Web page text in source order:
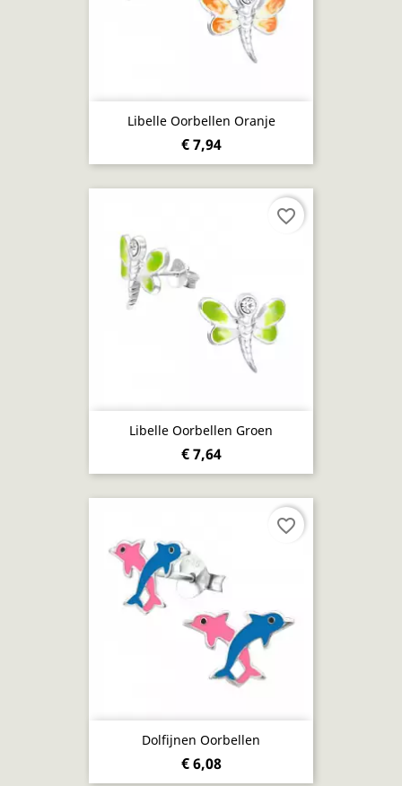
Libelle Oorbellen Oranje
€ 7,94
Libelle Oorbellen Groen
€ 7,64
favorite_border
Dolfijnen Oorbellen
€ 6,08
favorite_border